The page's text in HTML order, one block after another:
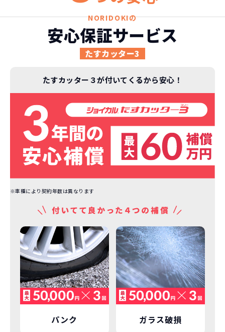
高残価設定を実現！
低価格が可能に！
ジョイカルジャパンが今まで培ってきた
ノウハウを集約することでこの「超高残
また特定の車両に絞ることによりこの価
格設定が可能となりました。
お車を返却いただく
必要があるため
通常のカーリースの場合、そのまま継続
して乗るか、購入するかなどを選べます。
しかし、NORIDOKIの場合は、車両を必
ず返却していただくことを前提とするこ
とで「超低価格」を実現しています。
ー保証があるから安心です。
契約リスクが少ない
ライフスタイルに合わせたお車の選択が
できます。急な引っ越し、転勤、家族が増
えるなど。その時その時の状況に合わせ
た車を選べるっていいとおもいません
か？
新型の新車に 定期的に乗換
れています。
諸費用などが不要
車を購入する場合、購入時に｢登録時諸費
用｣や「各種税金」は車両本体以外にかか
継続的にかかる費用が
コミコミ
維持にかかる、毎年の｢自動車税｣はコミ
コミ。3年契約なので通常車検時にかかる
｢自動車重量税｣、｢自賠責保険料｣「整備
料」などが不要となります。
NORIDOKIの
安心保証サービス
たすカッター3
たすカッター３が付いてくるから安心！
※車種により契約年数は異なります
パンク ガラス破損